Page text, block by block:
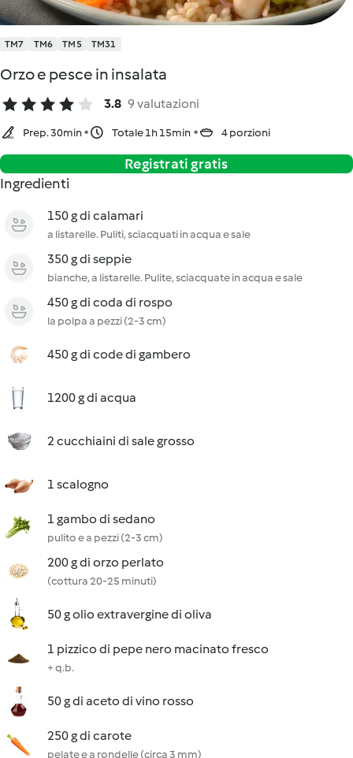
TM7 TM6 TM5 TM31
Orzo e pesce in insalata
3.8 9 valutazioni
Prep. 30min Totale 1h 15min 4 porzioni
Registrati gratis
Ingredienti
150 g di calamari
a listarelle. Puliti, sciacquati in acqua e sale
350 g di seppie
bianche, a listarelle. Pulite, sciacquate in acqua e sale
450 g di coda di rospo
la polpa a pezzi (2-3 cm)
450 g di code di gambero
1200 g di acqua
2 cucchiaini di sale grosso
1 scalogno
1 gambo di sedano
pulito e a pezzi (2-3 cm)
200 g di orzo perlato
(cottura 20-25 minuti)
50 g olio extravergine di oliva
1 pizzico di pepe nero macinato fresco
+ q.b.
50 g di aceto di vino rosso
250 g di carote
pelate e a rondelle (circa 3 mm)